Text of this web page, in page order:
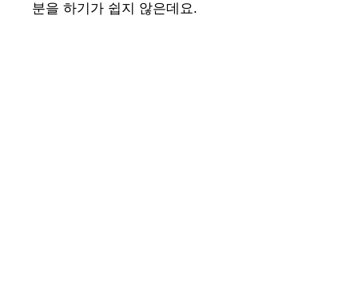
분을 하기가 쉽지 않은데요.